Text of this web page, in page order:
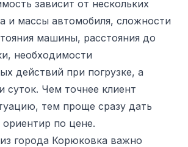
зависит от нескольких
и массы автомобиля, сложности
машины, расстояния до
необходимости
действий при погрузке, а
суток. Чем точнее клиент
тем проще сразу дать
по цене.
города Корюковка важно